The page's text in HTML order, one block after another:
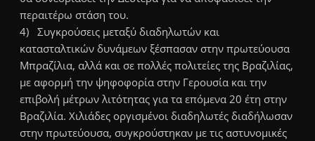
περαιτέρω στάση του.
4) Συγκρούσεις μεταξύ διαδηλωτών και
κατασταλτικών δυνάμεων ξέσπασαν στην πρωτεύουσα
Μπραζίλια, αλλά και σε πολλές πολιτείες της Βραζιλίας,
με αφορμή την ψηφοφορία στην Γερουσία και την
επιβολή μέτρων λιτότητας για τα επόμενα 20 έτη στην
Βραζιλία. Χιλιάδες οργισμένοι διαδηλωτές διαδήλωσαν
στην πρωτεύουσα, συγκρούστηκαν με τις αστυνομικές